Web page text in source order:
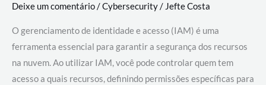
Deixe um comentário/Cybersecurity/ Jefte Costa
O gerenciamento de identidade e acesso (IAM) é uma
ferramenta essencial para garantir a segurança dos recursos
na nuvem. Ao utilizar IAM, você pode controlar quem tem
acesso a quais recursos, definindo permissões específicas para